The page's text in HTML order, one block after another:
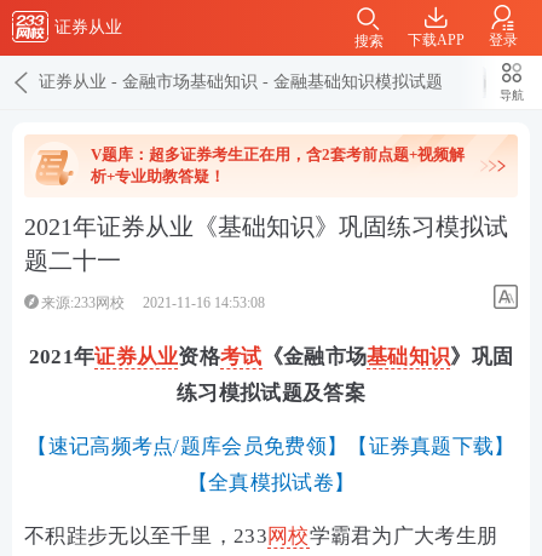
证券从业
下载APP 登录
搜索
证券从业 - 金融市场基础知识 - 金融基础知识模拟试题
导航
V题库：超多证券考生正在用，含2套考前点题+视频解
析+专业助教答疑！
2021年证券从业《基础知识》巩固练习模拟试
题二十一
来源:233网校 2021-11-16 14:53:08
2021年证券从业资格考试 《金融市场基础知识》巩固
练习模拟试题及答案
【 速记高频考点/题库会员免费领 】【 证券真题下载 】
【全真模拟试卷 】
不积跬步无以至千里，233网校学霸君为广大考生朋